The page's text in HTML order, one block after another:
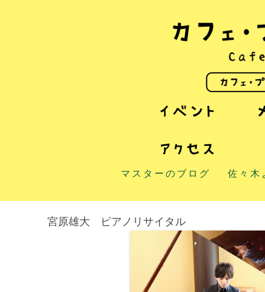
マスターのブログ 佐々木
宮原雄大 ピアノリサイタル